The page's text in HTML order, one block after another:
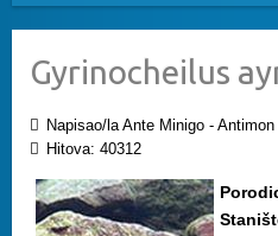
Gyrinocheilus
Napisao/la Ante Minigo - Antimon
Hitova: 40312